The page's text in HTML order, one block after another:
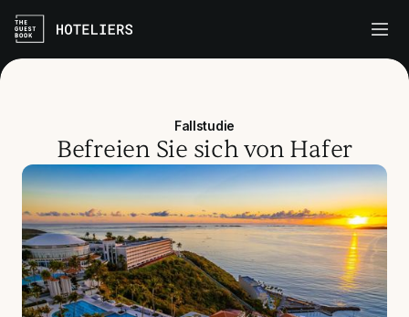
Fallstudie
Befreien Sie sich von Hafer